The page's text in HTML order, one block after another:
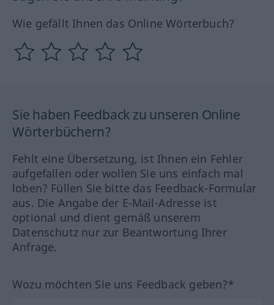
Wie gefällt Ihnen das Online Wörterbuch?
Sie haben Feedback zu unseren Online
Wörterbüchern?
Fehlt eine Übersetzung, ist Ihnen ein Fehler
aufgefallen oder wollen Sie uns einfach mal
loben? Füllen Sie bitte das Feedback-Formular
aus. Die Angabe der E-Mail-Adresse ist
optional und dient gemäß unserem
Datenschutz nur zur Beantwortung Ihrer
Anfrage.
Wozu möchten Sie uns Feedback geben?*